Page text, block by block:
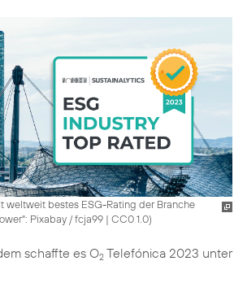
weltweit bestes ESG-Rating der Branche
Pixabay / fcja99| CC0 1.0)
schaffte es O2 Telefónica 2023 unter